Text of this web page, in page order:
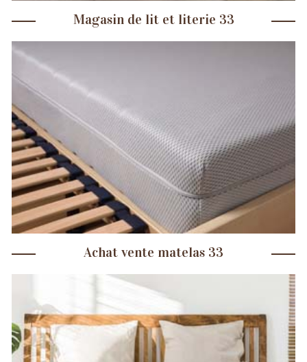
Magasin de lit et literie 33
Achat vente matelas 33